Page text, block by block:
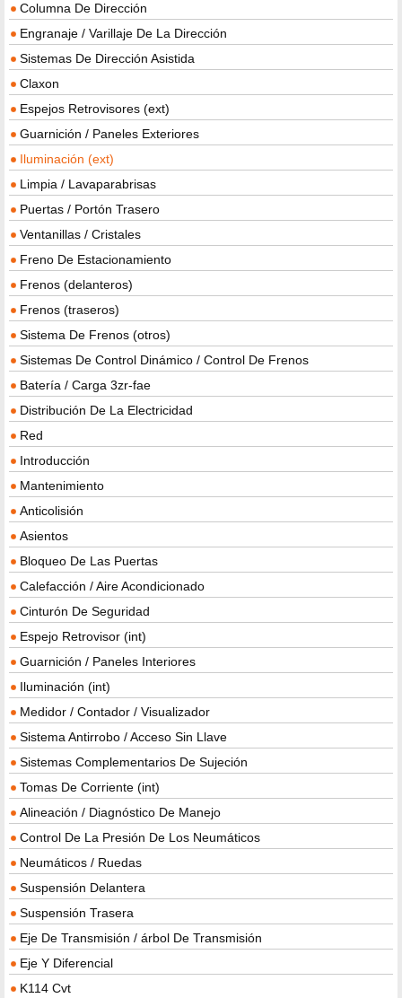
Columna De Dirección
Engranaje / Varillaje De La Dirección
Sistemas De Dirección Asistida
Claxon
Espejos Retrovisores (ext)
Guarnición / Paneles Exteriores
Iluminación (ext)
Limpia / Lavaparabrisas
Puertas / Portón Trasero
Ventanillas / Cristales
Freno De Estacionamiento
Frenos (delanteros)
Frenos (traseros)
Sistema De Frenos (otros)
Sistemas De Control Dinámico / Control De Frenos
Batería / Carga 3zr-fae
Distribución De La Electricidad
Red
Introducción
Mantenimiento
Anticolisión
Asientos
Bloqueo De Las Puertas
Calefacción / Aire Acondicionado
Cinturón De Seguridad
Espejo Retrovisor (int)
Guarnición / Paneles Interiores
Iluminación (int)
Medidor / Contador / Visualizador
Sistema Antirrobo / Acceso Sin Llave
Sistemas Complementarios De Sujeción
Tomas De Corriente (int)
Alineación / Diagnóstico De Manejo
Control De La Presión De Los Neumáticos
Neumáticos / Ruedas
Suspensión Delantera
Suspensión Trasera
Eje De Transmisión / árbol De Transmisión
Eje Y Diferencial
K114 Cvt